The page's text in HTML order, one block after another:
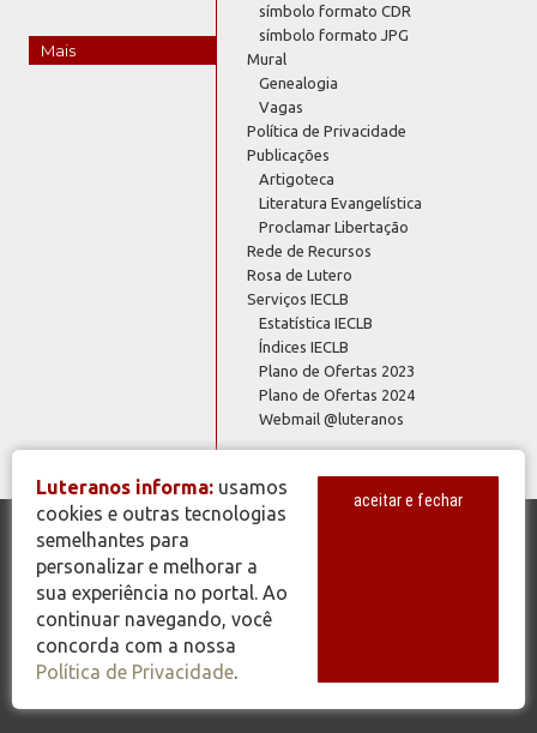
Mais
símbolo formato CDR
símbolo formato JPG
Mural
Genealogia
Vagas
Política de Privacidade
Publicações
Artigoteca
Literatura Evangelística
Proclamar Libertação
Rede de Recursos
Rosa de Lutero
Serviços IECLB
Estatística IECLB
Índices IECLB
Plano de Ofertas 2023
Plano de Ofertas 2024
Webmail @luteranos
© Copyright 2026 - Todos os Direitos Reservados - IECLB - Igreja
Evangélica de Confissão Luterana no Brasil - Portal Luteranos -
www.luteranos.com.br
Luteranos informa: usamos
cookies e outras tecnologias
semelhantes para
personalizar e melhorar a
sua experiência no portal. Ao
continuar navegando, você
concorda com a nossa
Política de Privacidade.
aceitar e fechar